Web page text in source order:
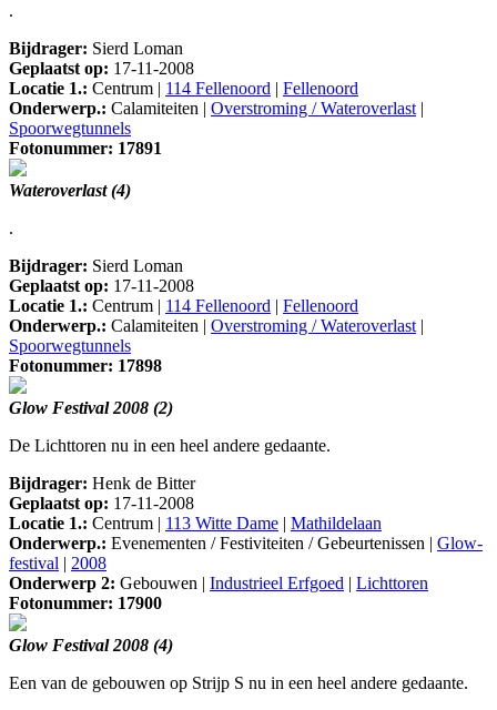
.
Bijdrager: Sierd Loman
Geplaatst op: 17-11-2008
Locatie 1.: Centrum | 114 Fellenoord | Fellenoord
Onderwerp.: Calamiteiten | Overstroming / Wateroverlast|
Spoorwegtunnels
Fotonummer: 17891
Wateroverlast (4)
.
Bijdrager: Sierd Loman
Geplaatst op: 17-11-2008
Locatie 1.: Centrum | 114 Fellenoord | Fellenoord
Onderwerp.: Calamiteiten | Overstroming / Wateroverlast|
Spoorwegtunnels
Fotonummer: 17898
Glow Festival 2008 (2)
De Lichttoren nu in een heel andere gedaante.
Bijdrager: Henk de Bitter
Geplaatst op: 17-11-2008
Locatie 1.: Centrum | 113 Witte Dame | Mathildelaan
Onderwerp.: Evenementen / Festiviteiten / Gebeurtenissen | Glow-
festival | 2008
Onderwerp 2: Gebouwen | Industrieel Erfgoed | Lichttoren
Fotonummer: 17900
Glow Festival 2008 (4)
Een van de gebouwen op Strijp S nu in een heel andere gedaante.